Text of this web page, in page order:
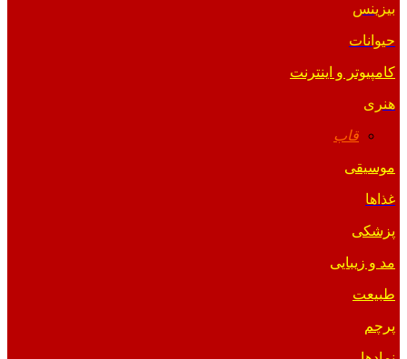
بیزینس
حیوانات
کامپیوتر و اینترنت
هنری
قاب
موسیقی
غذاها
پزشکی
مد و زیبایی
طبیعت
پرچم